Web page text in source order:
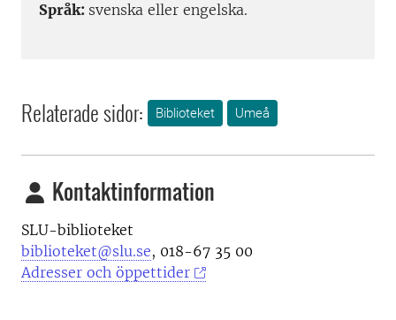
Språk: svenska eller engelska.
Relaterade sidor: Biblioteket Umeå
Kontaktinformation
SLU-biblioteket
biblioteket@slu.se, 018-67 35 00
Adresser och öppettider